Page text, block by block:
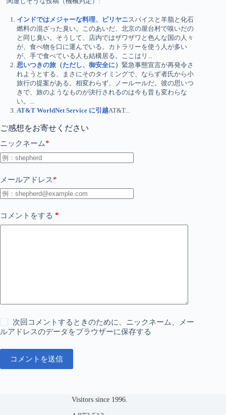
インドではメジャーな料理、ビリヤニスパイスと羊脂と化石
燃料の混ざった臭い。このあいだ、北京の屋台村で嗅いだの
と同じ臭い。そうして、店内ではザワザワと色んな国の人々
が、食べ物を口に運んでいる。カトラリーを使う人が多い
が、手で食べている人も結構居る。ここはリ...
思いつきの旅（ただし、御安全に） 緊急事態宣言が再発令さ
れようとする、まさにそのタイミングで、ならず者氏から小
旅行の提案がある。相変わらず、ノールールだ。彼の思いつ
きで、旅のようなものが決行されるのは今も昔も変わらな
い。...
AT&T WorldNet Service に引越AT&T...
ご感想をお寄せください
ニックネーム*
メールアドレス*
コメントをする *
次回コメントするときのために、ニックネーム、メー
ルアドレスのデータをブラウザーに保存する
コメントを送信
Visitors since 1996.